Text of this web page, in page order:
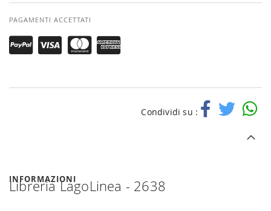
PAGAMENTI ACCETTATI
Condividi su :
INFORMAZIONI
Libreria LagoLinea - 2638